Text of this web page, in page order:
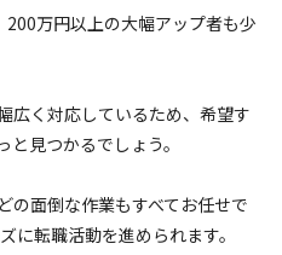
200万円以上の大幅アップ者も少
広く対応しているため、希望す
見つかるでしょう。
の面倒な作業もすべてお任せで
に転職活動を進められます。